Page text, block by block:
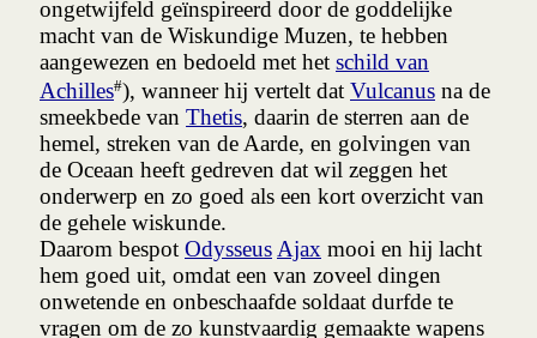
ongetwijfeld geïnspireerd door de goddelijke
macht van de Wiskundige Muzen, te hebben
aangewezen en bedoeld met het schild van
Achilles#), wanneer hij vertelt dat Vulcanus na de
smeekbede van Thetis, daarin de sterren aan de
hemel, streken van de Aarde, en golvingen van
de Oceaan heeft gedreven dat wil zeggen het
onderwerp en zo goed als een kort overzicht van
de gehele wiskunde.
Daarom bespot Odysseus Ajax mooi en hij lacht
hem goed uit, omdat een van zoveel dingen
onwetende en onbeschaafde soldaat durfde te
vragen om de zo kunstvaardig gemaakte wapens